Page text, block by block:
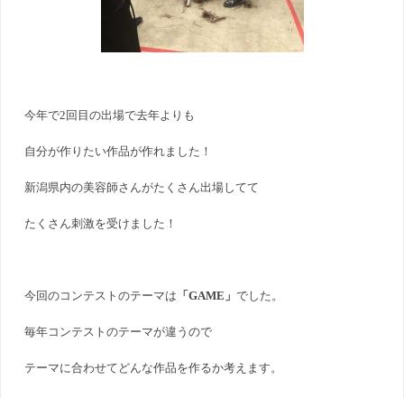
今年で2回目の出場で去年よりも
自分が作りたい作品が作れました！
新潟県内の美容師さんがたくさん出場してて
たくさん刺激を受けました！
今回のコンテストのテーマは 「GAME」でした。
毎年コンテストのテーマが違うので
テーマに合わせてどんな作品を作るか考えます。